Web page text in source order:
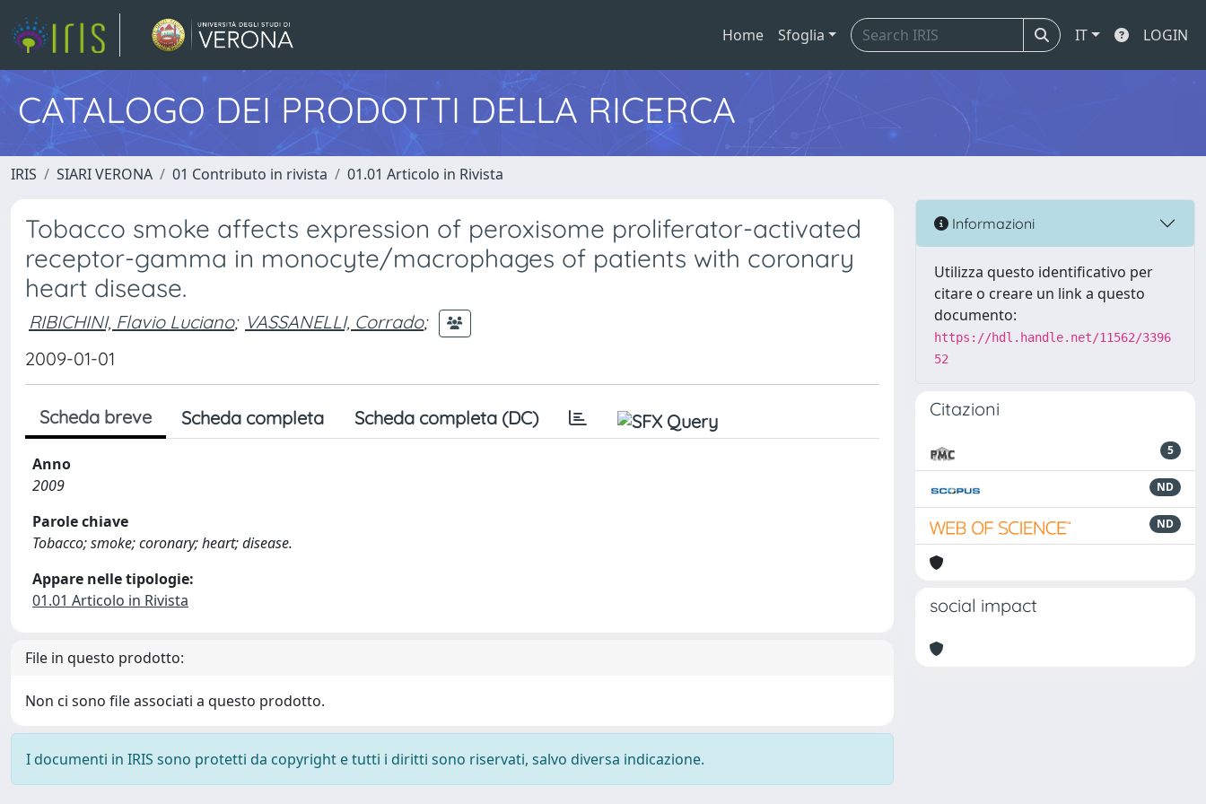
Home Sfoglia IT LOGIN
CATALOGO DEI PRODOTTI DELLA RICERCA
IRIS SIARI VERONA 01 Contributo in rivista 01.01 Articolo in Rivista
Tobacco smoke affects expression of peroxisome proliferator-activated
receptor-gamma in monocyte/macrophages of patients with coronary
heart disease.
RIBICHINI, Flavio Luciano; VASSANELLI, Corrado;
2009-01-01
Scheda breve Scheda completa Scheda completa (DC)
Anno
2009
Parole chiave
Tobacco; smoke; coronary; heart; disease.
Appare nelle tipologie:
01.01 Articolo in Rivista
File in questo prodotto:
Non ci sono file associati a questo prodotto.
I documenti in IRIS sono protetti da copyright e tutti i diritti sono riservati, salvo diversa indicazione.
Informazioni
Utilizza questo identificativo per
citare o creare un link a questo
documento:
https://hdl.handle.net/11562/3396
52
Citazioni
5
ND
ND
social impact